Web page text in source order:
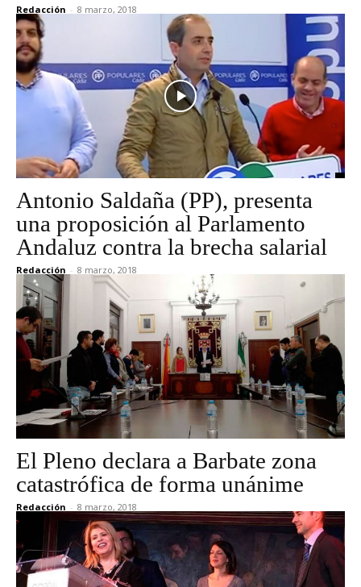
Redacción - 8 marzo, 2018
Antonio Saldaña (PP), presenta
una proposición al Parlamento
Andaluz contra la brecha salarial
Redacción - 8 marzo, 2018
El Pleno declara a Barbate zona
catastrófica de forma unánime
Redacción - 8 marzo, 2018